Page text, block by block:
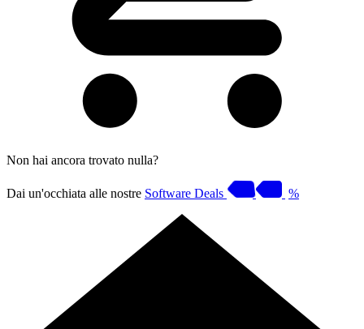
Non hai ancora trovato nulla?
Dai un'occhiata alle nostre Software Deals %